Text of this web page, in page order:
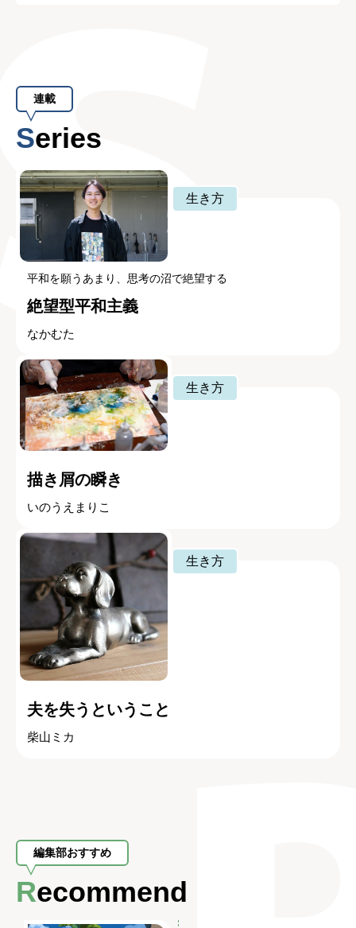
連載
Series
生き方
平和を願うあまり、思考の沼で絶望する
絶望型平和主義
なかむた
生き方
描き屑の瞬き
いのうえまりこ
生き方
夫を失うということ
柴山ミカ
編集部おすすめ
Recommend